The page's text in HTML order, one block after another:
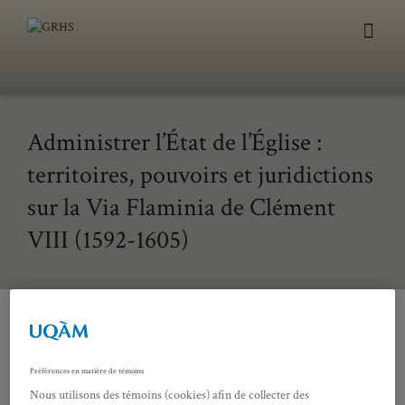
Administrer l’État de l’Église :
territoires, pouvoirs et juridictions
sur la Via Flaminia de Clément
VIII (1592-1605)
Préférences en matière de témoins
Nous utilisons des témoins (cookies) afin de collecter des